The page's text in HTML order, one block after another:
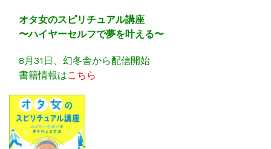
オタ女のスピリチュアル講座
〜ハイヤーセルフで夢を叶える〜
8月31日、幻冬舎から配信開始
書籍情報はこちら